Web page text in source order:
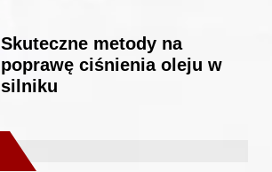
Skuteczne metody na
poprawę ciśnienia oleju w
silniku